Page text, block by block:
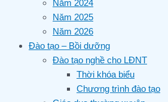
Năm 2024
Năm 2025
Năm 2026
Đào tạo – Bồi dưỡng
Đào tạo nghề cho LĐNT
Thời khóa biểu
Chương trình đào tạo